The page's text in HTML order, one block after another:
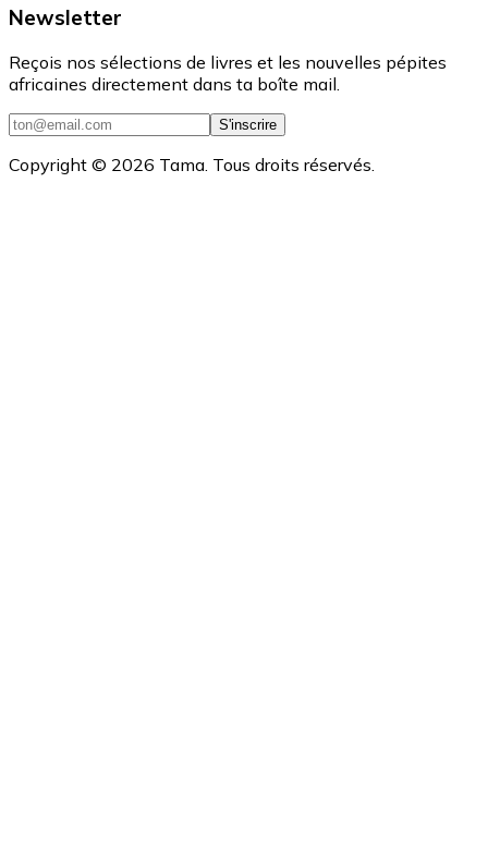
Newsletter
Reçois nos sélections de livres et les nouvelles pépites
africaines directement dans ta boîte mail.
S'inscrire
Copyright © 2026 Tama. Tous droits réservés.